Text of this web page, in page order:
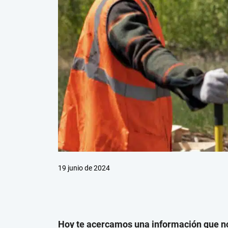
19 junio de 2024
Hoy te acercamos una información que